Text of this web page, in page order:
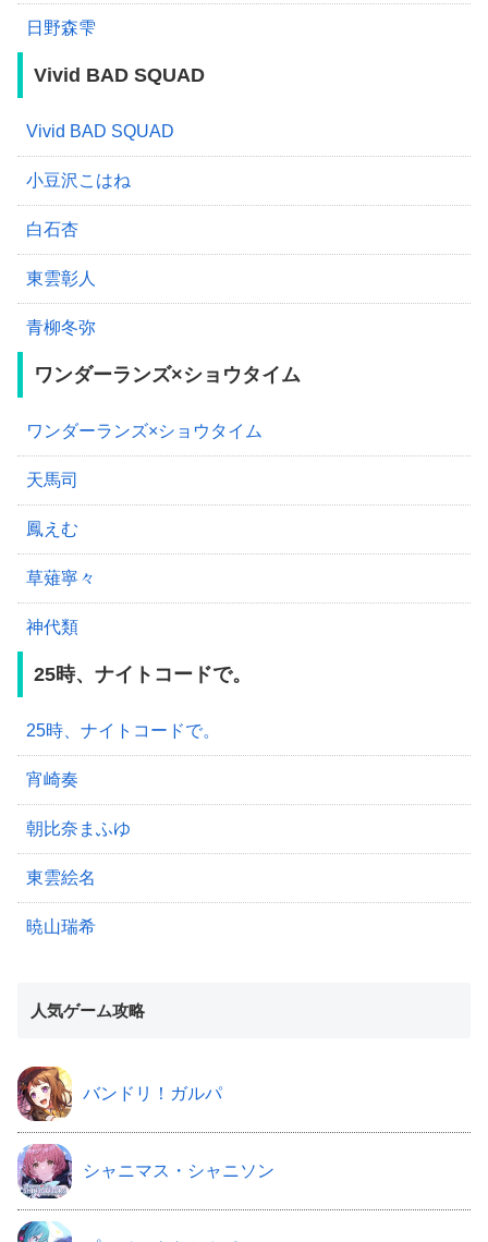
日野森雫
Vivid BAD SQUAD
Vivid BAD SQUAD
小豆沢こはね
白石杏
東雲彰人
青柳冬弥
ワンダーランズ×ショウタイム
ワンダーランズ×ショウタイム
天馬司
鳳えむ
草薙寧々
神代類
25時、ナイトコードで。
25時、ナイトコードで。
宵崎奏
朝比奈まふゆ
東雲絵名
暁山瑞希
人気ゲーム攻略
バンドリ！ガルパ
シャニマス・シャニソン